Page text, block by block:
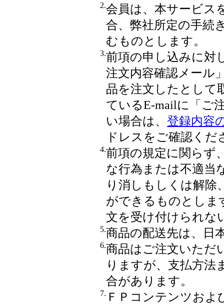
2.会員は、本サービス
合、弊社所定の手続
むものとします。
3.前項の申し込みに対
注文内容確認メール
品を注文したとして
ているE-mailに「ご
い場合は、 登録内容
ドレスをご確認くだ
4.前項の規定に関らず
な行為または不適当
り消しもしくは解除
ができるものとしま
文を受け付けられな
5.商品の配送先は、日
6.商品はご注文いただ
りますが、支払方法
合があります。
7. ＦＰコンテンツお